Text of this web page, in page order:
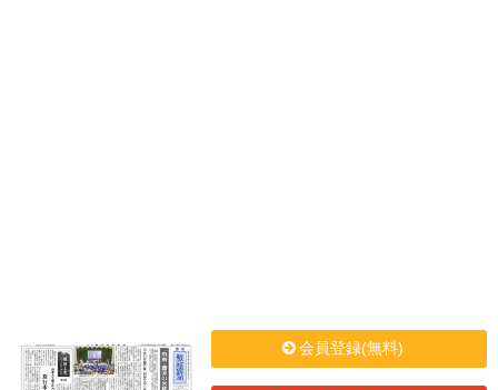
会員登録(無料)